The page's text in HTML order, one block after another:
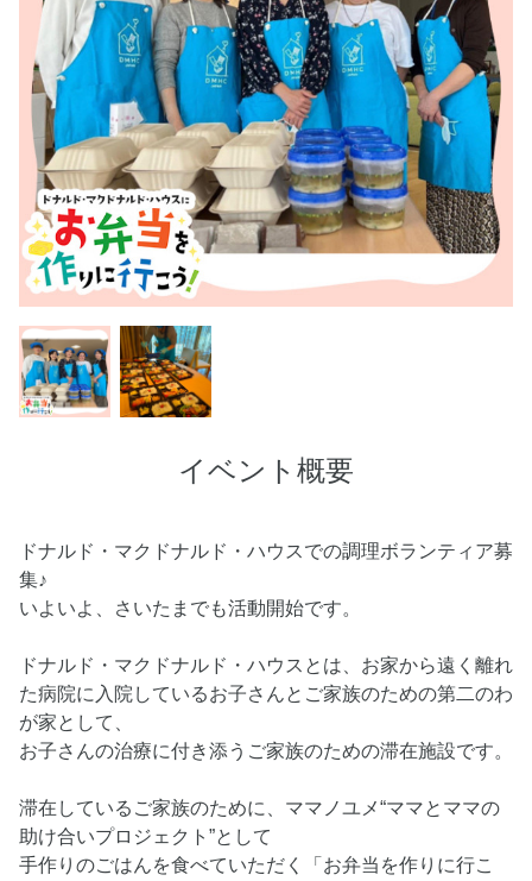
イベント概要
ドナルド・マクドナルド・ハウスでの調理ボランティア募
集♪
いよいよ、さいたまでも活動開始です。
ドナルド・マクドナルド・ハウスとは、お家から遠く離れ
た病院に入院しているお子さんとご家族のための第二のわ
が家として、
お子さんの治療に付き添うご家族のための滞在施設です。
滞在しているご家族のために、ママノユメ“ママとママの
助け合いプロジェクト”として
手作りのごはんを食べていただく「お弁当を作りに行こ